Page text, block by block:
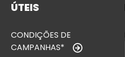
ÚTEIS
CONDIÇÕES DE
CAMPANHAS*